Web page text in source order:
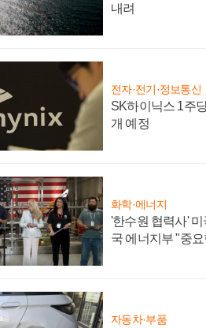
내려
전자·전기·정보통신
SK하이닉스 1주
개 예정
화학·에너지
'한수원 협력사' 미
국 에너지부 "중
자동차·부품